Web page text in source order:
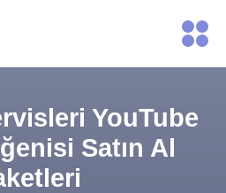
YouTube
Satın Al